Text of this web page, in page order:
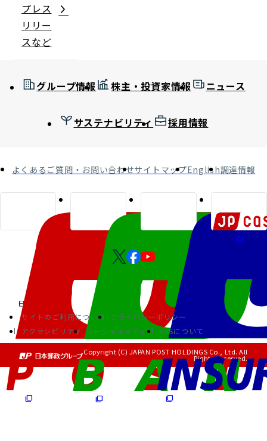
プレス
リリー
スなど
グループ情報 株主・投資家情報 ニュース
サステナビリティ 採用情報
よくあるご質問・お問い合わせサイトマップEnglish調達情報
サイトのご利用について
プライバシーポリシー
アクセシビリティ
ソーシャルメディア RSSについて
Copyright (C) JAPAN POST HOLDINGS Co., Ltd. All
Rights Reserved.